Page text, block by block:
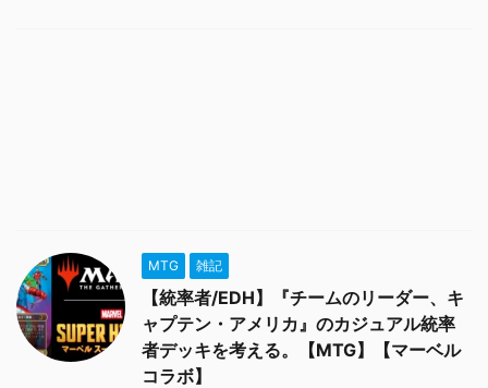
MTG 雑記
【統率者/EDH】『チームのリーダー、キ
ャプテン・アメリカ』のカジュアル統率
者デッキを考える。【MTG】【マーベル
コラボ】